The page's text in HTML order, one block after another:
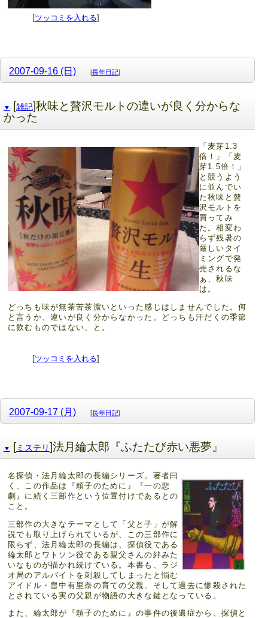
[ツッコミを入れる]
2007-09-16 (日) [長年日記]
▼ [雑記]秋味と贅沢モルトの違いが良く分からな
かった
「麦芽1.3
倍！」「麦
芽1.5倍！」
と競うよう
に並んでい
た秋味と贅
沢モルトを
買ってみ
た。相変わ
らず残暑の
厳しいタイ
ミングで発
売されるな
ぁ、秋味
は。
どっちも味が無茶苦茶濃いといった感じはしませんでした。何
と言うか、違いが良く分からなかった。どっちも汗だくの季節
に飲むものではない、と。
[ツッコミを入れる]
2007-09-17 (月) [長年日記]
▼ [ ミステリ]法月綸太郎『ふたたび赤い悪夢』
名探偵・法月綸太郎の長編シリーズ。著者曰
く、この作品は『頼子のために』『一の悲
劇』に続く三部作という位置付けであるとの
こと。
三部作の大きなテーマとして「父と子」が解
説でも取り上げられているが、この三部作に
限らず、法月綸太郎の長編は、探偵役である
綸太郎とワトソン役である親父さんの絆みた
いなものが描かれ続けている。本書も、ラジ
オ局のアルバイトを刺殺してしまったと悩む
アイドル・畠中有里奈の育ての父親、そして過去に惨殺された
とされている実の父親が物語の大きな鍵となっている。
また、綸太郎が『頼子のために』の事件の後遺症から、探偵と